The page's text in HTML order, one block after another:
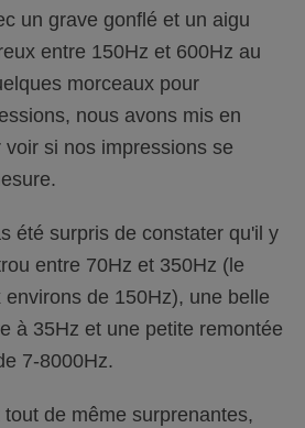
un grave gonflé et un aigu
entre 150Hz et 600Hz au
morceaux pour
nous avons mis en
si nos impressions se
été surpris de constater qu'il y
entre 70Hz et 350Hz (le
de 150Hz), une belle
à 35Hz et une petite remontée
7-8000Hz.
de même surprenantes,